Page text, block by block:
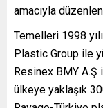
amacıyla
Temelleri 1998
Plastic Group ile
Resinex BMY A.Ş
ülkeye yaklaşık